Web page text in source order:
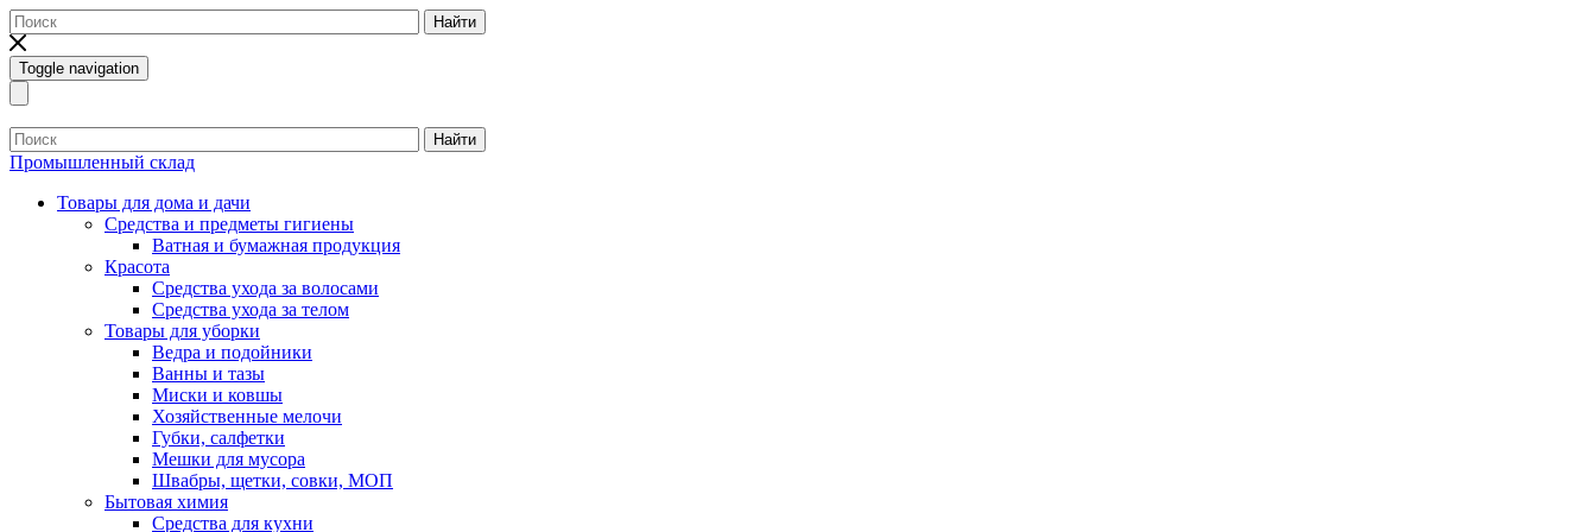
Найти
Toggle navigation
Найти
Промышленный склад
Товары для дома и дачи
Средства и предметы гигиены
Ватная и бумажная продукция
Красота
Средства ухода за волосами
Средства ухода за телом
Товары для уборки
Ведра и подойники
Ванны и тазы
Миски и ковшы
Хозяйственные мелочи
Губки, салфетки
Мешки для мусора
Швабры, щетки, совки, МОП
Бытовая химия
Средства для кухни